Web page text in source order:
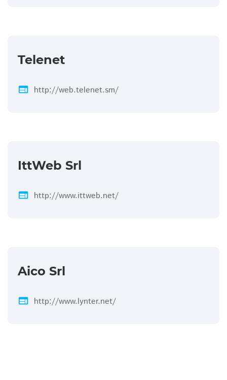
Telenet
web http://web.telenet.sm/
IttWeb Srl
web http://www.ittweb.net/
Aico Srl
web http://www.lynter.net/